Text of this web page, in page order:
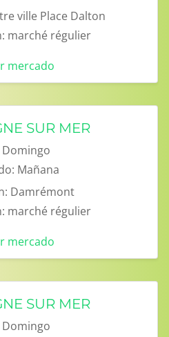
ville Place Dalton
marché régulier
mercado
SUR MER
Domingo
Mañana
Damrémont
marché régulier
mercado
SUR MER
Domingo